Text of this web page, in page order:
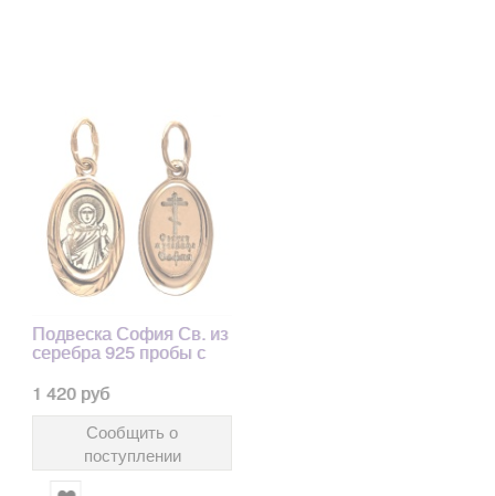
Подвеска София Св. из
серебра 925 пробы с
1 420 руб
Сообщить о
поступлении